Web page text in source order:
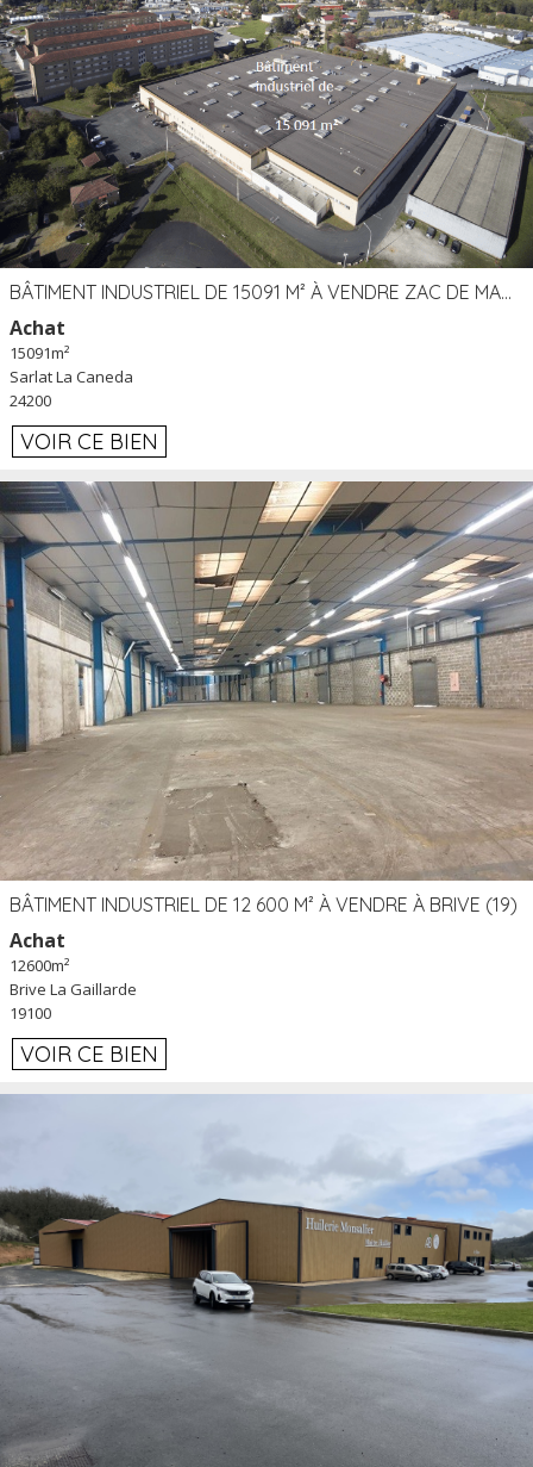
BÂTIMENT INDUSTRIEL DE 15091 M² À VENDRE ZAC DE MADRAZÈS À SARLAT (24)
Achat
15091m²
Sarlat La Caneda
24200
VOIR CE BIEN
BÂTIMENT INDUSTRIEL DE 12 600 M² À VENDRE À BRIVE (19)
Achat
12600m²
Brive La Gaillarde
19100
VOIR CE BIEN